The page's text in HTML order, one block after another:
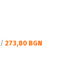
/ 273,80 BGN